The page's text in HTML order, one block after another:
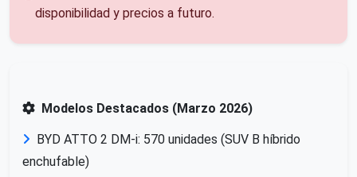
disponibilidad y precios a futuro.
Modelos Destacados (Marzo 2026)
BYD ATTO 2 DM-i: 570 unidades (SUV B híbrido
enchufable)